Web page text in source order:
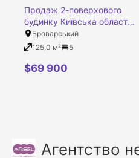
Продаж 2-поверхового
будинку Київська область,
Броварський район,
Тарасівка село,
Броварський
125,0 м²
5
$69 900
Агентство